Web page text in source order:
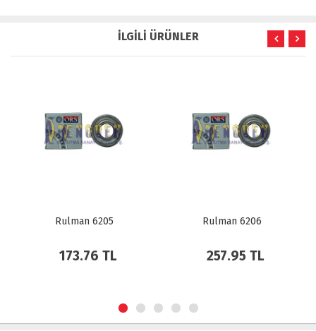
İLGİLİ ÜRÜNLER
Rulman 6205
173.76 TL
Rulman 6206
257.95 TL